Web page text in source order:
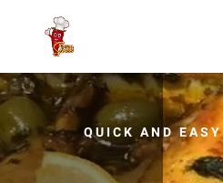
QUICK AND EASY